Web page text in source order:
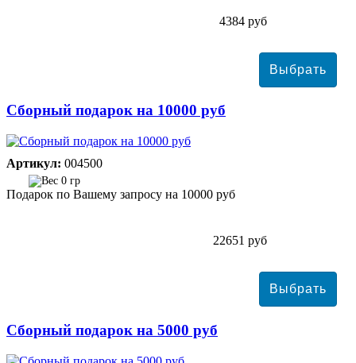
4384 руб
Сборный подарок на 10000 руб
Артикул: 004500
0 гр
Подарок по Вашему запросу на 10000 руб
22651 руб
Сборный подарок на 5000 руб